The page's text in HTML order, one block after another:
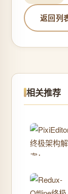
返回列
相关推荐